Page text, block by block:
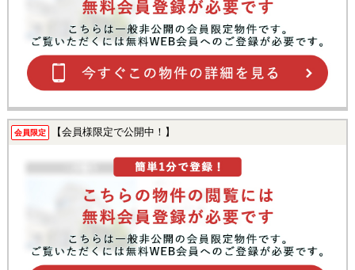
会員限定 【会員様限定で公開中！】